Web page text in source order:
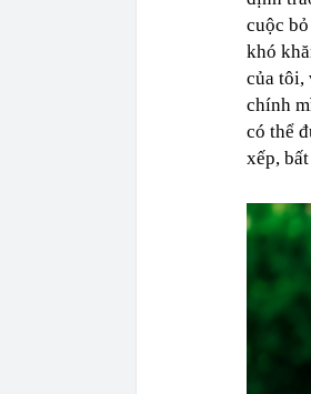
cuộc
khó
của tôi,
chính
có thể
xếp,